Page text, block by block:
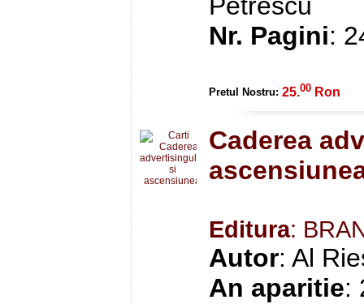
Petrescu
Nr. Pagini:
Pretul Nostru: 25.00 Ron
Caderea
Editura:
Autor: Al
An aparitie: